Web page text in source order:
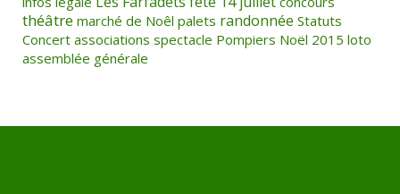
théâtre marché de Noêl palets randonnée Statuts
Concert associations spectacle Pompiers Noël 2015 loto
assemblée générale